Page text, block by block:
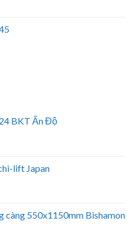
BKT Ấn Độ
lift Japan
càng 550x1150mm Bishamon